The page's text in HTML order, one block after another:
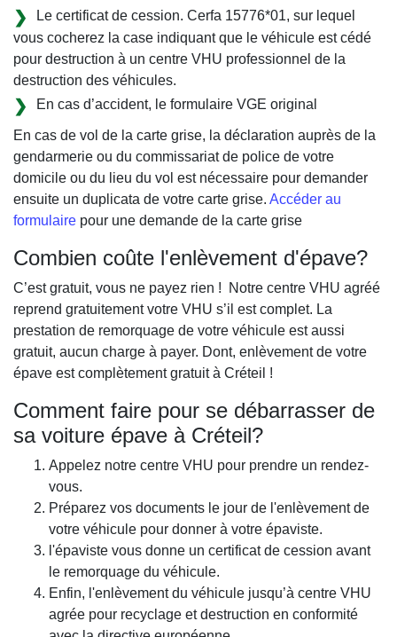
Le certificat de cession. Cerfa 15776*01, sur lequel
vous cocherez la case indiquant que le véhicule est cédé
pour destruction à un centre VHU professionnel de la
destruction des véhicules.
En cas d’accident, le formulaire VGE original
En cas de vol de la carte grise, la déclaration auprès de la
gendarmerie ou du commissariat de police de votre
domicile ou du lieu du vol est nécessaire pour demander
ensuite un duplicata de votre carte grise. Accéder au
formulaire pour une demande de la carte grise
Combien coûte l'enlèvement d'épave?
C’est gratuit, vous ne payez rien ! Notre centre VHU agréé
reprend gratuitement votre VHU s’il est complet. La
prestation de remorquage de votre véhicule est aussi
gratuit, aucun charge à payer. Dont, enlèvement de votre
épave est complètement gratuit à Créteil !
Comment faire pour se débarrasser de
sa voiture épave à Créteil?
Appelez notre centre VHU pour prendre un rendez-
vous.
Préparez vos documents le jour de l'enlèvement de
votre véhicule pour donner à votre épaviste.
l'épaviste vous donne un certificat de cession avant
le remorquage du véhicule.
Enfin, l'enlèvement du véhicule jusqu’à centre VHU
agrée pour recyclage et destruction en conformité